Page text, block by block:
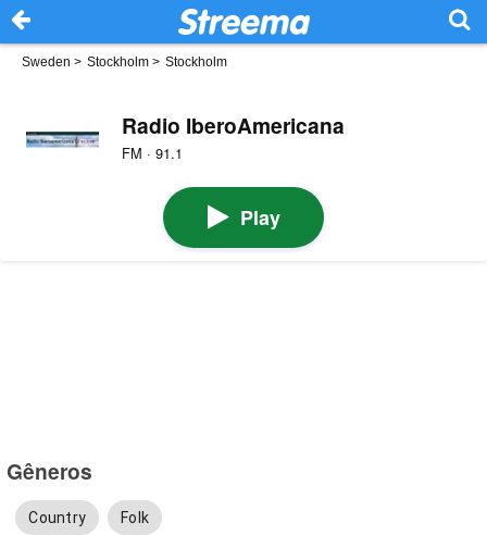
Sweden > Stockholm > Stockholm
Radio IberoAmericana
FM · 91.1
Play
Gêneros
Country Folk